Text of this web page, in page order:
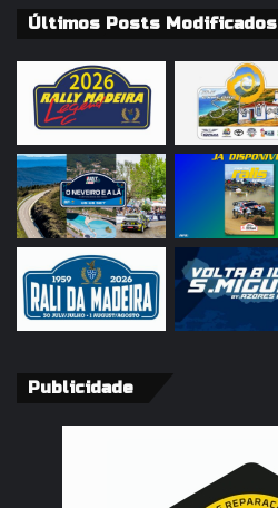
Últimos Posts Modificados
Publicidade